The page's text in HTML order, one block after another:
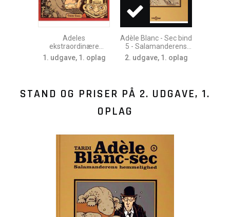
Adeles
ekstraordinære
oplevelser bind 5 -
Salamanderens
1. udgave, 1. oplag
Adèle Blanc - Sec bind
5 - Salamanderens
hemmelighed
2. udgave, 1. oplag
STAND OG PRISER PÅ 2. UDGAVE, 1.
OPLAG